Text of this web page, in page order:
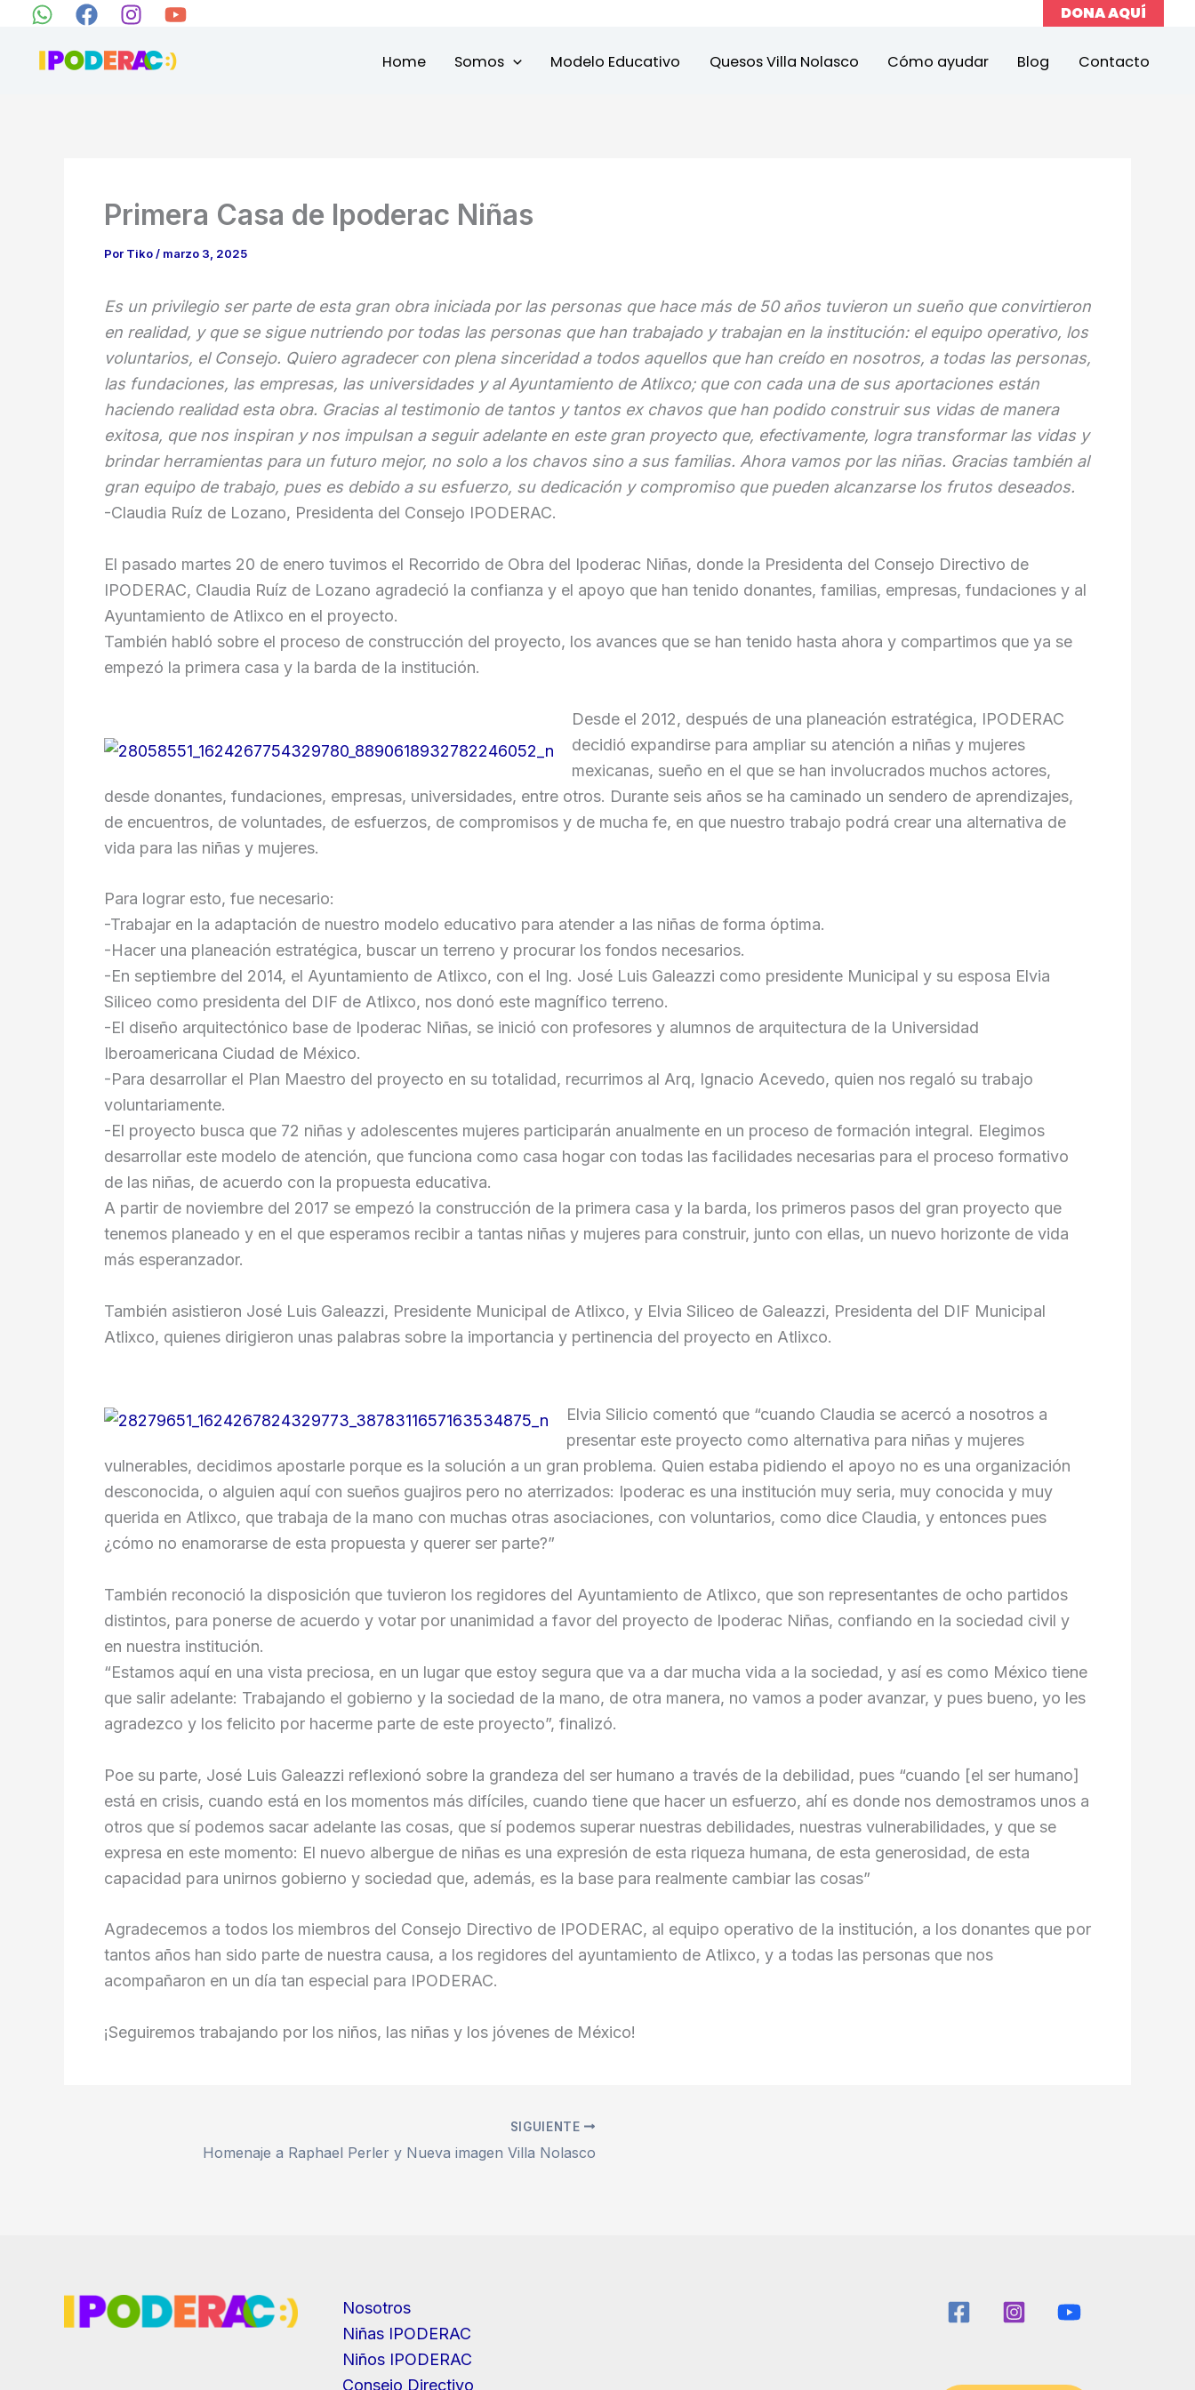
contenido
DONA AQUÍ
Home Somos Modelo Educativo Quesos Villa Nolasco Cómo ayudar Blog Contacto
Primera Casa de Ipoderac Niñas
Por Tiko/ marzo 3, 2025
Es un privilegio ser parte de esta gran obra iniciada por las personas que hace más de 50 años tuvieron un sueño que convirtieron
en realidad, y que se sigue nutriendo por todas las personas que han trabajado y trabajan en la institución: el equipo operativo, los
voluntarios, el Consejo. Quiero agradecer con plena sinceridad a todos aquellos que han creído en nosotros, a todas las personas,
las fundaciones, las empresas, las universidades y al Ayuntamiento de Atlixco; que con cada una de sus aportaciones están
haciendo realidad esta obra. Gracias al testimonio de tantos y tantos ex chavos que han podido construir sus vidas de manera
exitosa, que nos inspiran y nos impulsan a seguir adelante en este gran proyecto que, efectivamente, logra transformar las vidas y
brindar herramientas para un futuro mejor, no solo a los chavos sino a sus familias. Ahora vamos por las niñas. Gracias también al
gran equipo de trabajo, pues es debido a su esfuerzo, su dedicación y compromiso que pueden alcanzarse los frutos deseados.
-Claudia Ruíz de Lozano, Presidenta del Consejo IPODERAC.
El pasado martes 20 de enero tuvimos el Recorrido de Obra del Ipoderac Niñas, donde la Presidenta del Consejo Directivo de
IPODERAC, Claudia Ruíz de Lozano agradeció la confianza y el apoyo que han tenido donantes, familias, empresas, fundaciones y al
Ayuntamiento de Atlixco en el proyecto.
También habló sobre el proceso de construcción del proyecto, los avances que se han tenido hasta ahora y compartimos que ya se
empezó la primera casa y la barda de la institución.
Desde el 2012, después de una planeación estratégica, IPODERAC
decidió expandirse para ampliar su atención a niñas y mujeres
mexicanas, sueño en el que se han involucrados muchos actores,
desde donantes, fundaciones, empresas, universidades, entre otros. Durante seis años se ha caminado un sendero de aprendizajes,
de encuentros, de voluntades, de esfuerzos, de compromisos y de mucha fe, en que nuestro trabajo podrá crear una alternativa de
vida para las niñas y mujeres.
Para lograr esto, fue necesario:
-Trabajar en la adaptación de nuestro modelo educativo para atender a las niñas de forma óptima.
-Hacer una planeación estratégica, buscar un terreno y procurar los fondos necesarios.
-En septiembre del 2014, el Ayuntamiento de Atlixco, con el Ing. José Luis Galeazzi como presidente Municipal y su esposa Elvia
Siliceo como presidenta del DIF de Atlixco, nos donó este magnífico terreno.
-El diseño arquitectónico base de Ipoderac Niñas, se inició con profesores y alumnos de arquitectura de la Universidad
Iberoamericana Ciudad de México.
-Para desarrollar el Plan Maestro del proyecto en su totalidad, recurrimos al Arq, Ignacio Acevedo, quien nos regaló su trabajo
voluntariamente.
-El proyecto busca que 72 niñas y adolescentes mujeres participarán anualmente en un proceso de formación integral. Elegimos
desarrollar este modelo de atención, que funciona como casa hogar con todas las facilidades necesarias para el proceso formativo
de las niñas, de acuerdo con la propuesta educativa.
A partir de noviembre del 2017 se empezó la construcción de la primera casa y la barda, los primeros pasos del gran proyecto que
tenemos planeado y en el que esperamos recibir a tantas niñas y mujeres para construir, junto con ellas, un nuevo horizonte de vida
más esperanzador.
También asistieron José Luis Galeazzi, Presidente Municipal de Atlixco, y Elvia Siliceo de Galeazzi, Presidenta del DIF Municipal
Atlixco, quienes dirigieron unas palabras sobre la importancia y pertinencia del proyecto en Atlixco.
Elvia Silicio comentó que “cuando Claudia se acercó a nosotros a
presentar este proyecto como alternativa para niñas y mujeres
vulnerables, decidimos apostarle porque es la solución a un gran problema. Quien estaba pidiendo el apoyo no es una organización
desconocida, o alguien aquí con sueños guajiros pero no aterrizados: Ipoderac es una institución muy seria, muy conocida y muy
querida en Atlixco, que trabaja de la mano con muchas otras asociaciones, con voluntarios, como dice Claudia, y entonces pues
¿cómo no enamorarse de esta propuesta y querer ser parte?”
También reconoció la disposición que tuvieron los regidores del Ayuntamiento de Atlixco, que son representantes de ocho partidos
distintos, para ponerse de acuerdo y votar por unanimidad a favor del proyecto de Ipoderac Niñas, confiando en la sociedad civil y
en nuestra institución.
“Estamos aquí en una vista preciosa, en un lugar que estoy segura que va a dar mucha vida a la sociedad, y así es como México tiene
que salir adelante: Trabajando el gobierno y la sociedad de la mano, de otra manera, no vamos a poder avanzar, y pues bueno, yo les
agradezco y los felicito por hacerme parte de este proyecto”, finalizó.
Poe su parte, José Luis Galeazzi reflexionó sobre la grandeza del ser humano a través de la debilidad, pues “cuando [el ser humano]
está en crisis, cuando está en los momentos más difíciles, cuando tiene que hacer un esfuerzo, ahí es donde nos demostramos unos a
otros que sí podemos sacar adelante las cosas, que sí podemos superar nuestras debilidades, nuestras vulnerabilidades, y que se
expresa en este momento: El nuevo albergue de niñas es una expresión de esta riqueza humana, de esta generosidad, de esta
capacidad para unirnos gobierno y sociedad que, además, es la base para realmente cambiar las cosas”
Agradecemos a todos los miembros del Consejo Directivo de IPODERAC, al equipo operativo de la institución, a los donantes que por
tantos años han sido parte de nuestra causa, a los regidores del ayuntamiento de Atlixco, y a todas las personas que nos
acompañaron en un día tan especial para IPODERAC.
¡Seguiremos trabajando por los niños, las niñas y los jóvenes de México!
SIGUIENTE
Homenaje a Raphael Perler y Nueva imagen Villa Nolasco
Nosotros
Niñas IPODERAC
Niños IPODERAC
Consejo Directivo